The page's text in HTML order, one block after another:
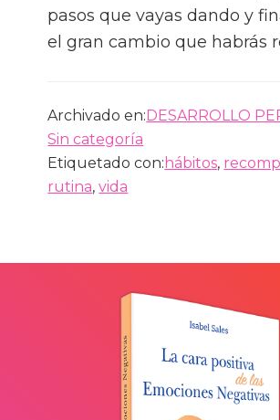
pasos que vayas dando y
el gran cambio que habrás
Archivado en:DESARROLLO
Sin categoría
Etiquetado con: hábitos,
rutina,vida
Barra